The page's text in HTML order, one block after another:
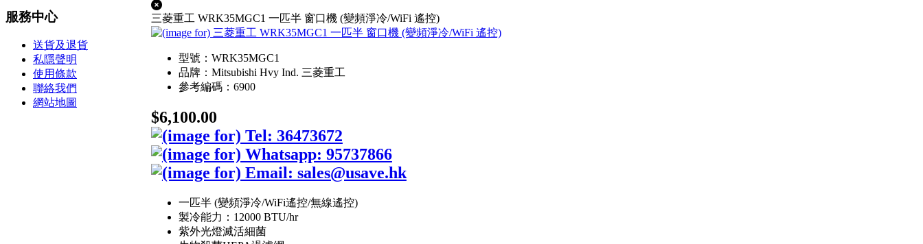
服務中心
送貨及退貨
私隱聲明
使用條款
聯絡我們
網站地圖
三菱重工 WRK35MGC1 一匹半 窗口機 (變頻淨冷/WiFi 遙控)
型號：WRK35MGC1
品牌：Mitsubishi Hvy Ind. 三菱重工
參考編碼：6900
$6,100.00
一匹半 (變頻淨冷/WiFi遙控/無線遙控)
製冷能力：12000 BTU/hr
紫外光燈滅活細菌